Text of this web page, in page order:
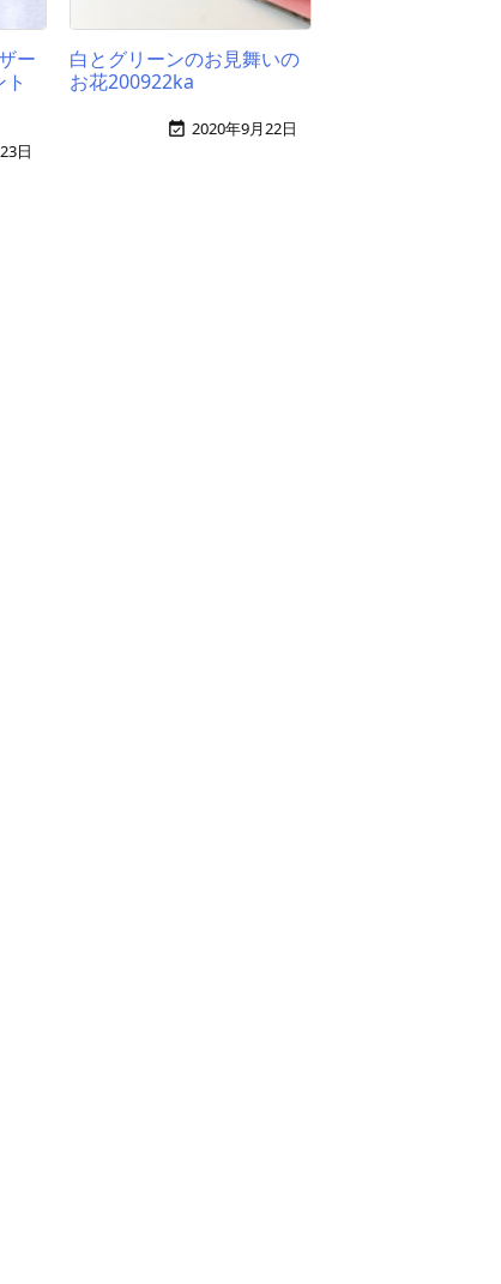
ー
日
白とグリーンのお見舞いの
お花200922ka
 2020年9月22日